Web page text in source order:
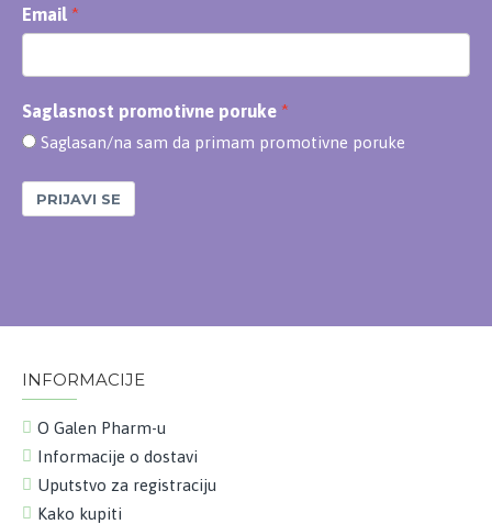
Email
Saglasnost promotivne poruke
Saglasan/na sam da primam promotivne poruke
PRIJAVI SE
INFORMACIJE
O Galen Pharm-u
Informacije o dostavi
Uputstvo za registraciju
Kako kupiti